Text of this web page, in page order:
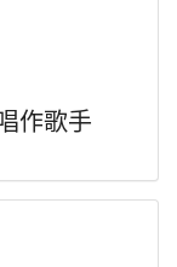
作歌手